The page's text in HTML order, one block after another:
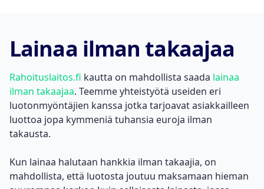
Lainaa ilman takaajaa
Rahoituslaitos.fi kautta on mahdollista saada lainaa
ilman takaajaa. Teemme yhteistyötä useiden eri
luotonmyöntäjien kanssa jotka tarjoavat asiakkailleen
luottoa jopa kymmeniä tuhansia euroja ilman
takausta.
Kun lainaa halutaan hankkia ilman takaajia, on
mahdollista, että luotosta joutuu maksamaan hieman